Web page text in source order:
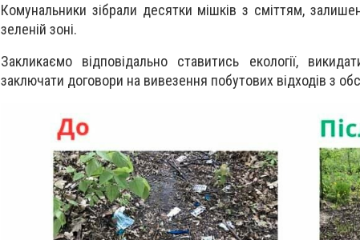
Комунальники зібрали десятки мішків з сміттям,
зеленій зоні.
Закликаємо відповідально ставитись екології,
заключати договори на вивезення побутових відходів з